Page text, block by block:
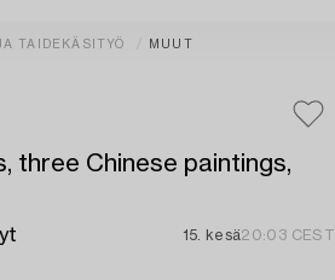
TAIDEKÄSITYÖ MUUT
three Chinese paintings,
15. kesä20:03 CEST